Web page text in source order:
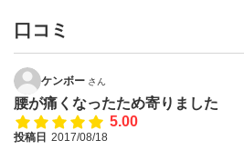
口コミ
ケンボー さん
腰が痛くなったため寄りました
5.00
投稿日 2017/08/18